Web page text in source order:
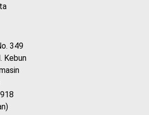
349
Kebun